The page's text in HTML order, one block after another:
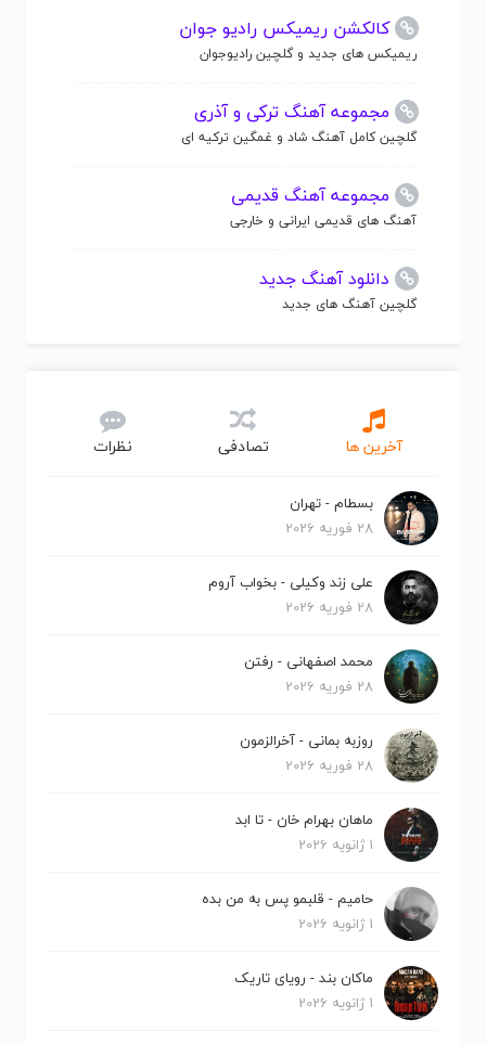
کالکشن ریمیکس رادیو جوان
ریمیکس های جدید و گلچین رادیوجوان
مجموعه آهنگ ترکی و آذری
گلچین کامل آهنگ شاد و غمگین ترکیه ای
مجموعه آهنگ قدیمی
آهنگ های قدیمی ایرانی و خارجی
دانلود آهنگ جدید
گلچین آهنگ های جدید
آخرین ها تصادفی نظرات
بسطام - تهران
28 فوریه 2026
علی زند وکیلی - بخواب آروم
28 فوریه 2026
محمد اصفهانی - رفتن
28 فوریه 2026
روزبه بمانی - آخرالزمون
28 فوریه 2026
ماهان بهرام خان - تا ابد
1 ژانویه 2026
حامیم - قلبمو پس به من بده
1 ژانویه 2026
ماکان بند - رویای تاریک
1 ژانویه 2026